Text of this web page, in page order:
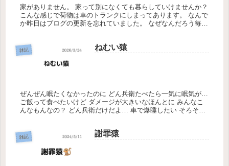
家がありません。 家って別になくても暮らしていけませんか？
こんな感じで荷物は車のトランクにしまってあります。 なんで
か昨日はブログの更新を忘れていました。 なぜなんだろう毎日
雑記 ねむい猿
ぜんぜん眠たくなかったのに どん兵衛たべたら一気に眠気が…
ご飯って食べたいけど ダメージが大きいなほんとに みんなこ
んなもんなの？ どん兵衛だけだよ… 車で爆睡したい そろそろ
雑記 謝罪猿